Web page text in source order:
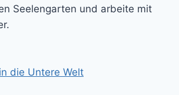
Seelengarten und arbeite mit
die Untere Welt